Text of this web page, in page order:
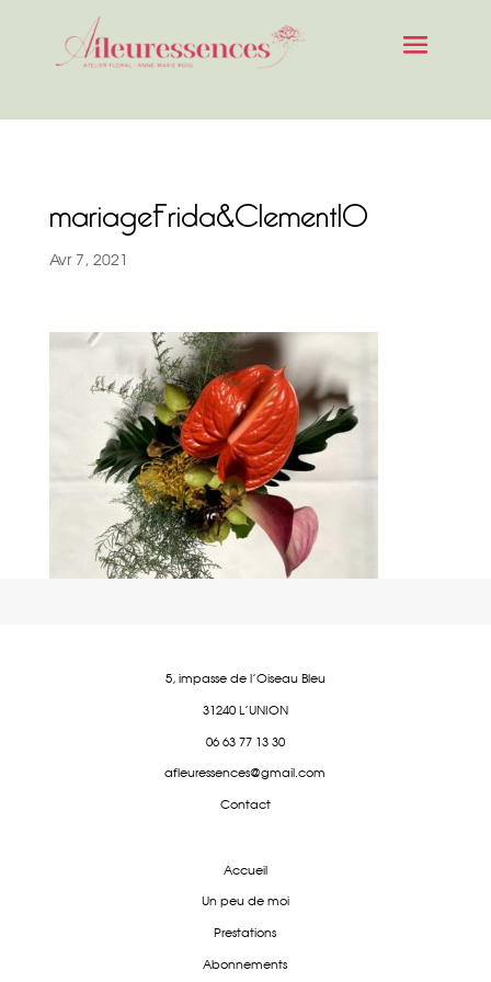
mariageFrida&Clement10
Avr 7, 2021
5, impasse de l'Oiseau Bleu
31240 L'UNION
06 63 77 13 30
afleuressences@gmail.com
Contact
Accueil
Un peu de moi
Prestations
Abonnements